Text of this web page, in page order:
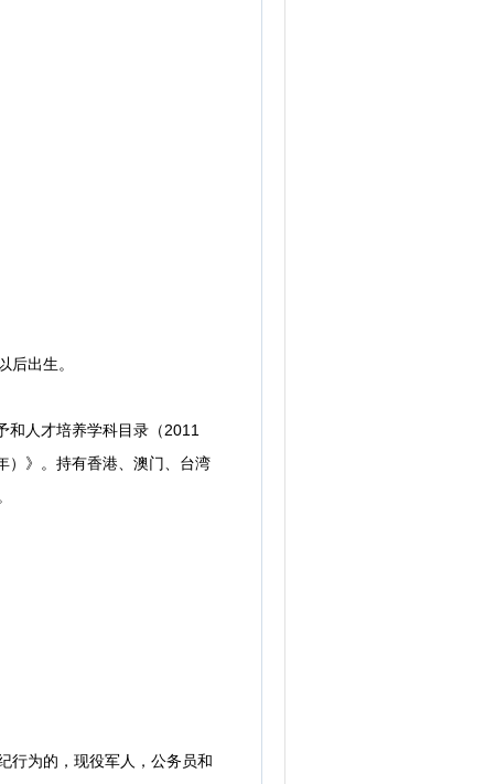
出生。
人才培养学科目录（2011
）》。持有香港、澳门、台湾
为的，现役军人，公务员和